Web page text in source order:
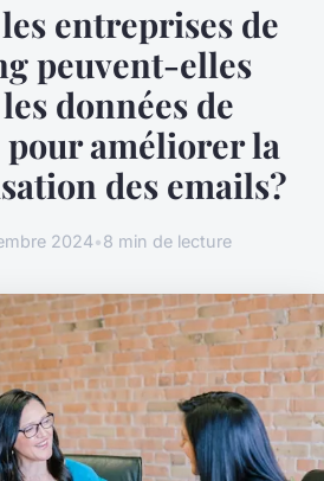
entreprises de
peuvent-elles
données de
pour améliorer la
des emails?
2024•8 min de lecture